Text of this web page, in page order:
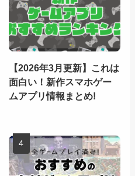
【2026年3月更新】これは
面白い！新作スマホゲー
ムアプリ情報まとめ!